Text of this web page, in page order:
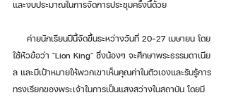
และงบประมาณในการจัดการประชุมครั้งนี้ด้วย
ใช้หัวข้อว่า "Lion King" ซึ่งน้องๆ จะศึกษาพระธรรมดาเนีย
ล และมีเป้าหมายให้พวกเขาเห็นคุณค่าในตัวเองและรับรู้การ
ทรงเรียกของพระเจ้าในการเป็นแสงสว่างในสถาบัน โดยมี